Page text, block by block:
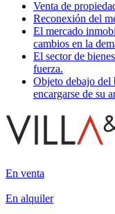
Venta de
Reconexión del
El mercado
cambios en la
El sector de
fuerza.
Objeto debajo del
encargarse de su
En venta
En alquiler